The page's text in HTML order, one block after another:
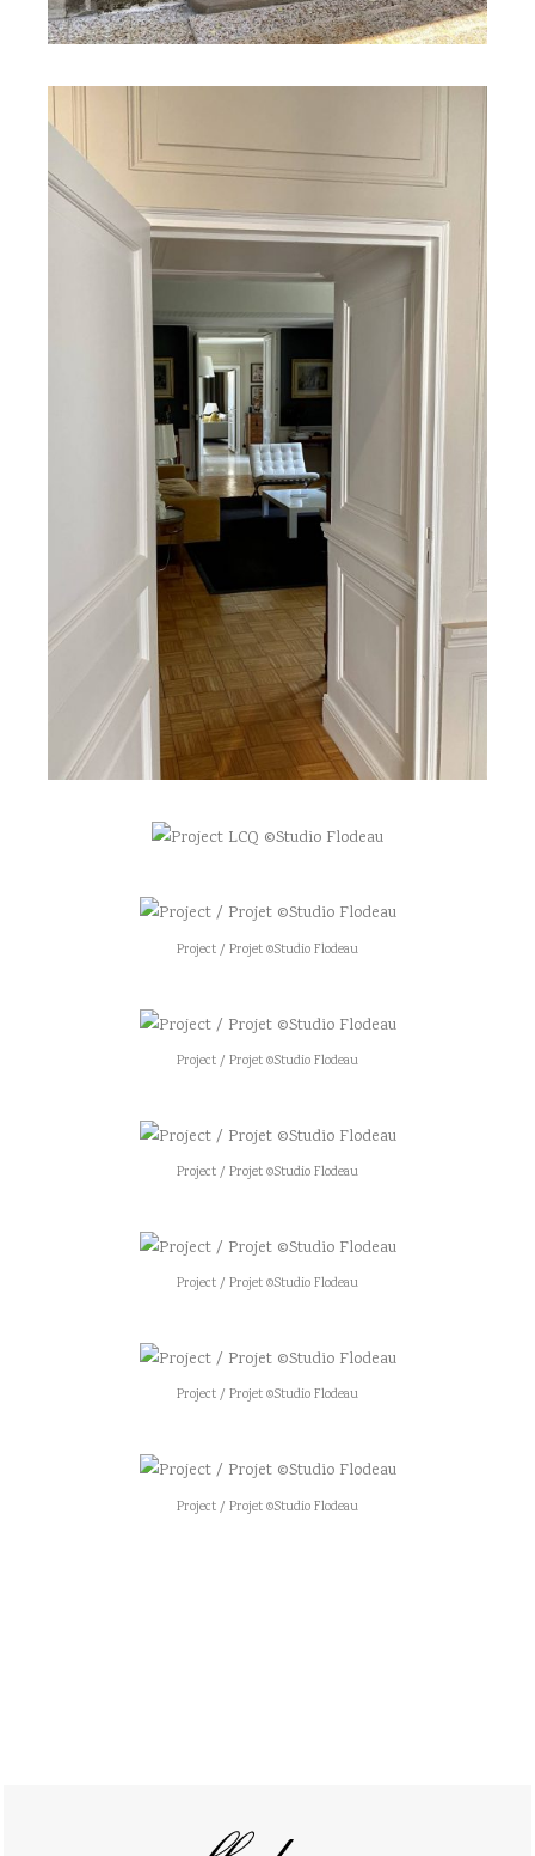
Project / Projet ©Studio Flodeau
Project / Projet ©Studio Flodeau
Project / Projet ©Studio Flodeau
Project / Projet ©Studio Flodeau
Project / Projet ©Studio Flodeau
Project / Projet ©Studio Flodeau